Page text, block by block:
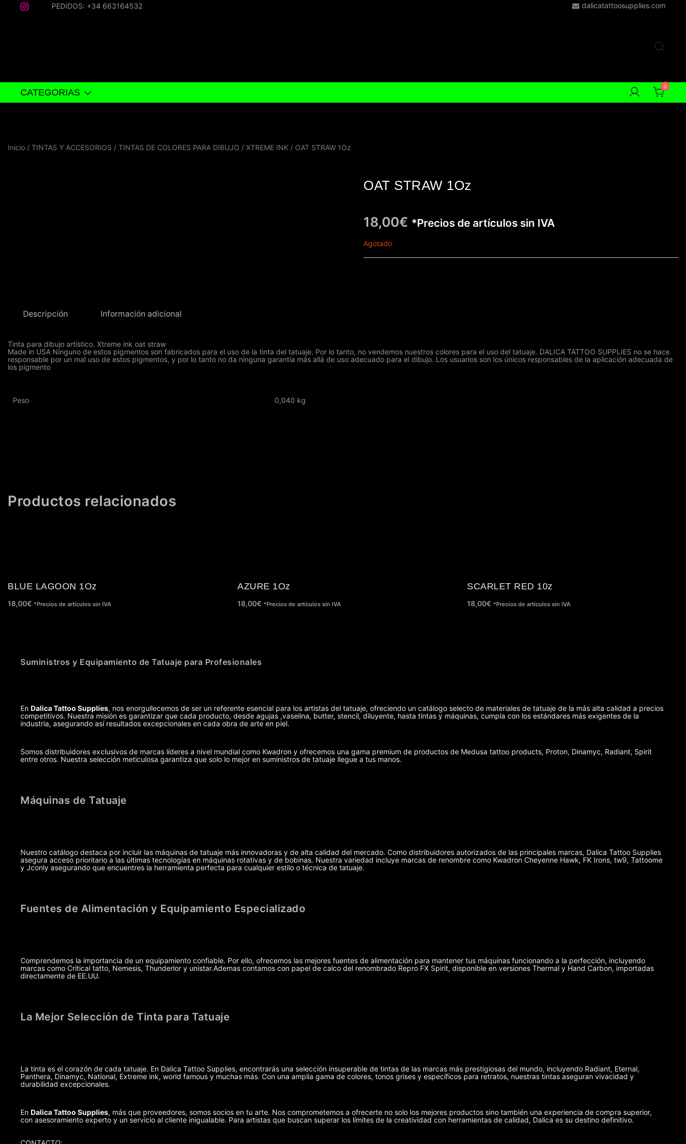
PEDIDOS: +34 663164532 dalicatattoosupplies.com
CATEGORIAS
0
Inicio / TINTAS Y ACCESORIOS / TINTAS DE COLORES PARA DIBUJO / XTREME INK / OAT STRAW 1Oz
OAT STRAW 1Oz
18,00€ *Precios de artículos sin IVA
Agotado
Descripción Información adicional
Tinta para dibujo artístico. Xtreme ink oat straw
Made in USA Ninguno de estos pigmentos son fabricados para el uso de la tinta del tatuaje. Por lo tanto, no vendemos nuestros colores para el uso del tatuaje. DALICA TATTOO SUPPLIES no se hace
responsable por un mal uso de estos pigmentos, y por lo tanto no da ninguna garantía más allá de uso adecuado para el dibujo. Los usuarios son los únicos responsables de la aplicación adecuada de
los pigmento
Peso 0,040 kg
Productos relacionados
BLUE LAGOON 1Oz
18,00€ *Precios de artículos sin IVA
AZURE 1Oz
18,00€ *Precios de artículos sin IVA
SCARLET RED 10z
18,00€ *Precios de artículos sin IVA
Suministros y Equipamiento de Tatuaje para Profesionales
En Dalica Tattoo Supplies, nos enorgullecemos de ser un referente esencial para los artistas del tatuaje, ofreciendo un catálogo selecto de materiales de tatuaje de la más alta calidad a precios
competitivos. Nuestra misión es garantizar que cada producto, desde agujas ,vaselina, butter, stencil, diluyente, hasta tintas y máquinas, cumpla con los estándares más exigentes de la
industria, asegurando así resultados excepcionales en cada obra de arte en piel.
Somos distribuidores exclusivos de marcas líderes a nivel mundial como Kwadron y ofrecemos una gama premium de productos de Medusa tattoo products, Proton, Dinamyc, Radiant, Spirit
entre otros. Nuestra selección meticulosa garantiza que solo lo mejor en suministros de tatuaje llegue a tus manos.
Máquinas de Tatuaje
Nuestro catálogo destaca por incluir las máquinas de tatuaje más innovadoras y de alta calidad del mercado. Como distribuidores autorizados de las principales marcas, Dalica Tattoo Supplies
asegura acceso prioritario a las últimas tecnologías en máquinas rotativas y de bobinas. Nuestra variedad incluye marcas de renombre como Kwadron Cheyenne Hawk, FK Irons, tw9, Tattoome
y Jconly asegurando que encuentres la herramienta perfecta para cualquier estilo o técnica de tatuaje.
Fuentes de Alimentación y Equipamiento Especializado
Comprendemos la importancia de un equipamiento confiable. Por ello, ofrecemos las mejores fuentes de alimentación para mantener tus máquinas funcionando a la perfección, incluyendo
marcas como Critical tatto, Nemesis, Thunderlor y unistar.Ademas contamos con papel de calco del renombrado Repro FX Spirit, disponible en versiones Thermal y Hand Carbon, importadas
directamente de EE.UU.
La Mejor Selección de Tinta para Tatuaje
La tinta es el corazón de cada tatuaje. En Dalica Tattoo Supplies, encontrarás una selección insuperable de tintas de las marcas más prestigiosas del mundo, incluyendo Radiant, Eternal,
Panthera, Dinamyc, National, Extreme ink, world famous y muchas más. Con una amplia gama de colores, tonos grises y específicos para retratos, nuestras tintas aseguran vivacidad y
durabilidad excepcionales.
En Dalica Tattoo Supplies, más que proveedores, somos socios en tu arte. Nos comprometemos a ofrecerte no solo los mejores productos sino también una experiencia de compra superior,
con asesoramiento experto y un servicio al cliente inigualable. Para artistas que buscan superar los límites de la creatividad con herramientas de calidad, Dalica es su destino definitivo.